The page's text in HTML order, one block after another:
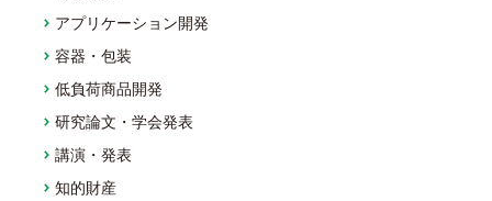
アプリケーション開発
容器・包装
低負荷商品開発
研究論文・学会発表
講演・発表
知的財産